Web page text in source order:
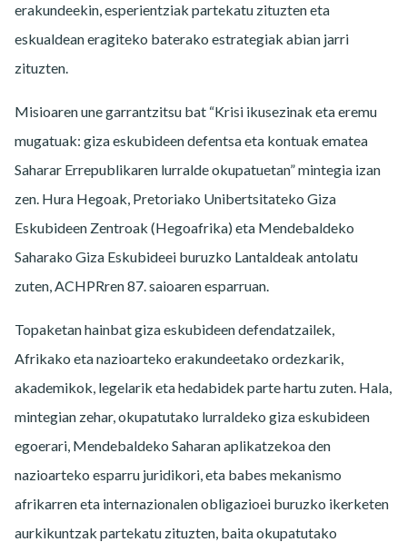
erakundeekin, esperientziak partekatu zituzten eta
eskualdean eragiteko baterako estrategiak abian jarri
zituzten.
Misioaren une garrantzitsu bat “Krisi ikusezinak eta eremu
mugatuak: giza eskubideen defentsa eta kontuak ematea
Saharar Errepublikaren lurralde okupatuetan” mintegia izan
zen. Hura Hegoak, Pretoriako Unibertsitateko Giza
Eskubideen Zentroak (Hegoafrika) eta Mendebaldeko
Saharako Giza Eskubideei buruzko Lantaldeak antolatu
zuten, ACHPRren 87. saioaren esparruan.
Topaketan hainbat giza eskubideen defendatzailek,
Afrikako eta nazioarteko erakundeetako ordezkarik,
akademikok, legelarik eta hedabidek parte hartu zuten. Hala,
mintegian zehar, okupatutako lurraldeko giza eskubideen
egoerari, Mendebaldeko Saharan aplikatzekoa den
nazioarteko esparru juridikori, eta babes mekanismo
afrikarren eta internazionalen obligazioei buruzko ikerketen
aurkikuntzak partekatu zituzten, baita okupatutako